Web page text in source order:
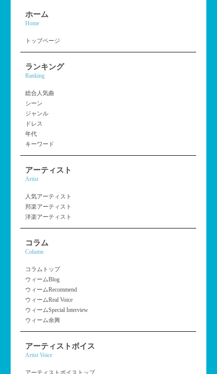
ホーム
Home
トップページ
ランキング
Ranking
総合人気曲
シーン
ジャンル
ドレス
年代
キーワード
アーティスト
Artist
人気アーティスト
邦楽アーティスト
洋楽アーティスト
コラム
Column
コラムトップ
ウィームBlog
ウィームRecommend
ウィームReal Voice
ウィームSpecial Interview
ウィーム余興
アーティストボイス
Artist Voice
アーティストボイストップ